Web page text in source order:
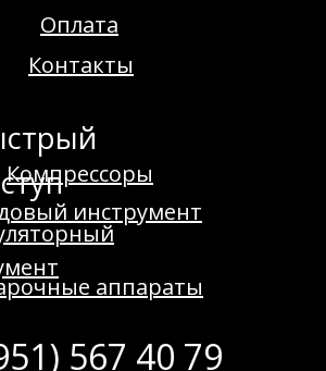
аппараты
инструмент
Компрессоры
Оплата
Контакты
567 40 79